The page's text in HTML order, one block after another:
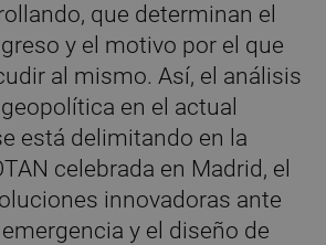
que determinan el
y el motivo por el que
al mismo. Así, el análisis
en el actual
está delimitando en la
celebrada en Madrid, el
innovadoras ante
y el diseño de